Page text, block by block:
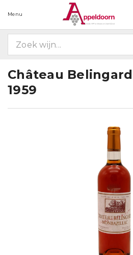
Menu
Château
1959